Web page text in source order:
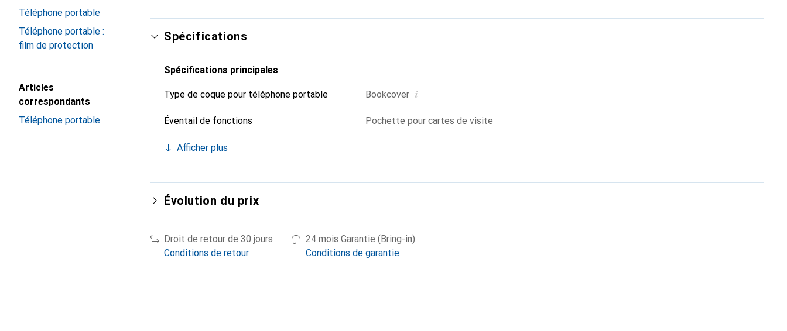
Téléphone portable
Téléphone portable :
film de protection
Articles
correspondants
Téléphone portable
Spécifications
Spécifications principales
Type de coque pour téléphone portable Bookcover i
Éventail de fonctions Pochette pour cartes de visite
Afficher plus
Évolution du prix
Droit de retour de 30 jours
Conditions de retour
24 mois Garantie (Bring-in)
Conditions de garantie